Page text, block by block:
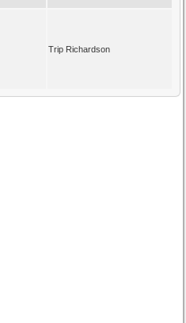
Trip Richardson